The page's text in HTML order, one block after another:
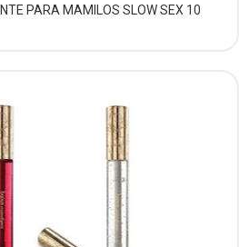
PARA MAMILOS SLOW SEX 10